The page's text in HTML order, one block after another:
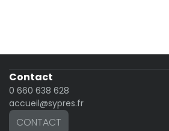
Contact
0 660 638 628
accueil@sypres.fr
CONTACT